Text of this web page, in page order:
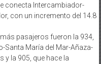
conecta Intercambiador-
con un incremento del 14.8
pasajeros fueron la 934,
Santa María del Mar-Añaza-
y la 905, que hace la